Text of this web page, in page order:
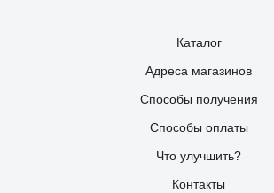
Каталог
Адреса магазинов
Способы получения
Способы оплаты
Что улучшить?
Контакты